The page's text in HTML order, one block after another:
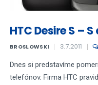
HTC Desire S –
BROSLOWSKI 3.7.2011
Dnes si predstavíme
telefónov. Firma HTC